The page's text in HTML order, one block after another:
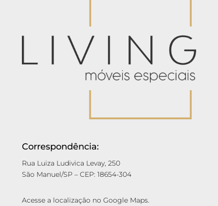
Correspondência:
Rua Luiza Ludivica Levay, 250
São Manuel/SP – CEP: 18654-304
Acesse a localização no Google Maps.